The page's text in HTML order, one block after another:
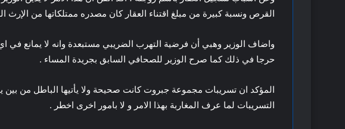
القرص ونسبة كبيرة من مبلغ اقتناء العقار كان مصدره ممتلكاتها من الإرث
واضاف الوزير وهبي أن فرضية التهرب الضريبي مستبعدة وانه لا يمانع في
حرجا في ذلك كما صرح الوزير للصحافي السابق بجريدة المساء .
المؤكد ان تسريبات مجموعة جبروت كانت صحيحة ولا يأتيها الباطل من بين
التسريبات لما عرف المغاربة بهذا الامر و لا بامور اخرى اخطر .